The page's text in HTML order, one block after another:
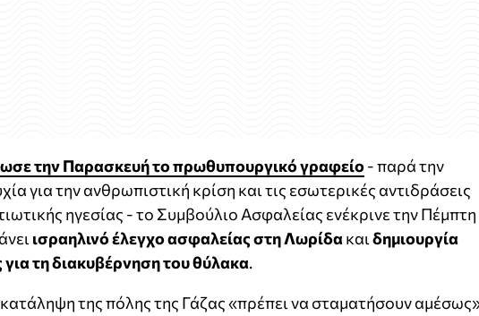
την Παρασκευή το πρωθυπουργικό γραφείο- παρά την
για την ανθρωπιστική κρίση και τις εσωτερικές αντιδράσεις
ηγεσίας - το Συμβούλιο Ασφαλείας ενέκρινε την Πέμπτη
ισραηλινό έλεγχο ασφαλείας στη Λωρίδα καιδημιουργία
για τη διακυβέρνηση του θύλακα.
της πόλης της Γάζας «πρέπει να σταματήσουν